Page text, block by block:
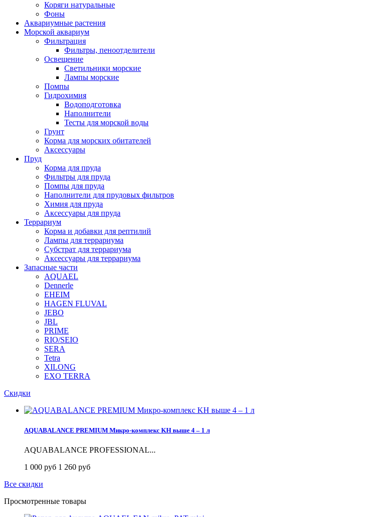
Коряги натуральные
Фоны
Аквариумные растения
Морской аквариум
Фильтрация
Фильтры, пеноотделители
Освещение
Светильники морские
Лампы морские
Помпы
Гидрохимия
Водоподготовка
Наполнители
Тесты для морской воды
Грунт
Корма для морских обитателей
Аксессуары
Пруд
Корма для пруда
Фильтры для пруда
Помпы для пруда
Наполнители для прудовых фильтров
Химия для пруда
Аксессуары для пруда
Террариум
Корма и добавки для рептилий
Лампы для террариума
Субстрат для террариума
Аксессуары для террариума
Запасные части
AQUAEL
Dennerle
EHEIM
HAGEN FLUVAL
JEBO
JBL
PRIME
RIO/SEIO
SERA
Tetra
XILONG
EXO TERRA
Скидки
AQUABALANCE PREMIUM Микро-комплекс KH выше 4 – 1 л
AQUABALANCE PROFESSIONAL...
1 000 руб 1 260 руб
Все скидки
Просмотренные товары